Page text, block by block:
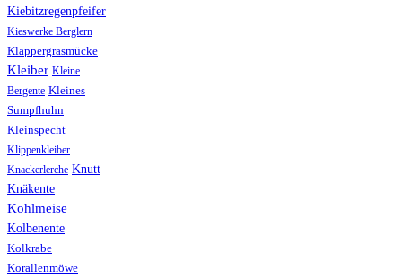
Kiebitzregenpfeifer
Kieswerke Berglern
Klappergrasmücke
Kleiber Kleine
Bergente Kleines
Sumpfhuhn
Kleinspecht
Klippenkleiber
Knackerlerche Knutt
Knäkente
Kohlmeise
Kolbenente
Kolkrabe
Korallenmöwe